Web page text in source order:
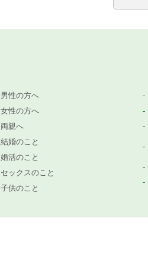
男性の方へ
女性の方へ
両親へ
結婚のこと
婚活のこと
セックスのこと
子供のこと